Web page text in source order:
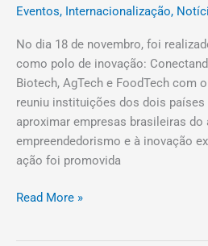
Eventos, Internacionalização,
No dia 18 de novembro, foi
como polo de inovação:
Biotech, AgTech e FoodTech com
reuniu instituições dos dois
aproximar empresas brasileiras do
empreendedorismo e à inovação
ação foi promovida
Científico
de
Pando
aproxima
startups
brasileiras
do
ecossistema
inovação
Read More »